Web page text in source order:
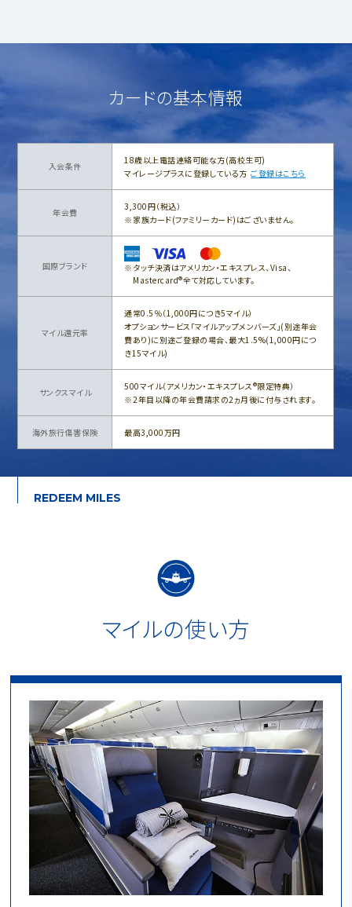
カードの基本情報
入会条件
18歳以上電話連絡可能な方(高校生可)
マイレージプラスに登録している方 ご登録はこちら
年会費
3,300円（税込）
家族カード(ファミリーカード)はございません。
国際ブランド
タッチ決済はアメリカン・エキスプレス、Visa、
Mastercard®全て対応しています。
マイル還元率
通常0.5％（1,000円につき5マイル）
オプションサービス「マイルアップメンバーズ」(別途年会
費あり)に別途ご登録の場合、最大1.5%(1,000円につ
き15マイル)
サンクスマイル
500マイル（アメリカン・エキスプレス®限定特典）
2年目以降の年会費請求の2ヵ月後に付与されます。
海外旅行傷害保険 最高3,000万円
REDEEM MILES
マイルの使い方